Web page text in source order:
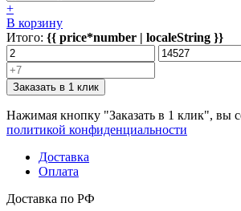
+
В корзину
Итого: {{ price*number | localeString }}
Заказать в 1 клик
Нажимая кнопку "Заказать в 1 клик", вы
политикой конфиденциальности
Доставка
Оплата
Доставка по РФ